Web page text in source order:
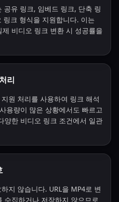
공유 링크, 임베드 링크, 단축 링
크 형식을 지원합니다. 이는
비디오 링크 변환 시 성공률을
리
원 처리를 사용하여 링크 해석
용량이 많은 상황에서도 빠르고
양한 비디오 링크 조건에서 일관
지 않습니다. URL을 MP4로 변
수집하거나 저장하지 않으므로